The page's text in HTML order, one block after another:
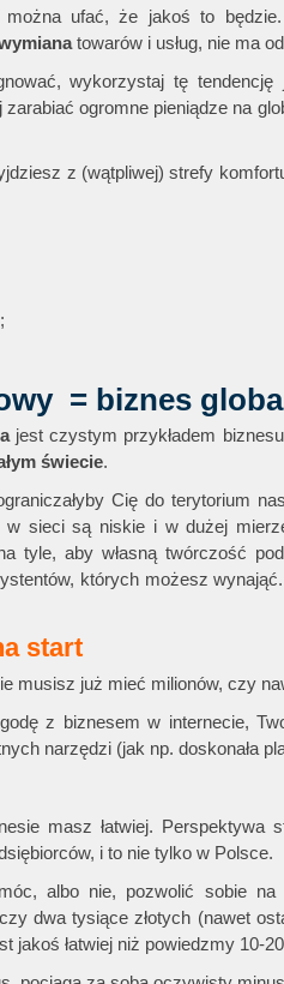
można ufać, że jakoś to
towarów i usług, nie ma
wykorzystaj tę
ogromne pieniądze na
z (wątpliwej) strefy
= biznes
jest czystym przykładem
świecie.
Cię do terytorium
sieci są niskie i w dużej
tyle, aby własną twórczość
których możesz
start
musisz już mieć milionów, czy
z biznesem w internecie,
narzędzi (jak np. doskonała
masz łatwiej.
i to nie tylko w Polsce.
albo nie, pozwolić sobie na
dwa tysiące złotych (nawet
jakoś łatwiej niż powiedzmy 10-